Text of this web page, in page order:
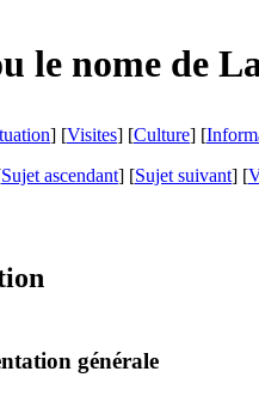
le nome de
] [Visites] [Culture] [
Sujet ascendant] [Sujet suivant] [
générale